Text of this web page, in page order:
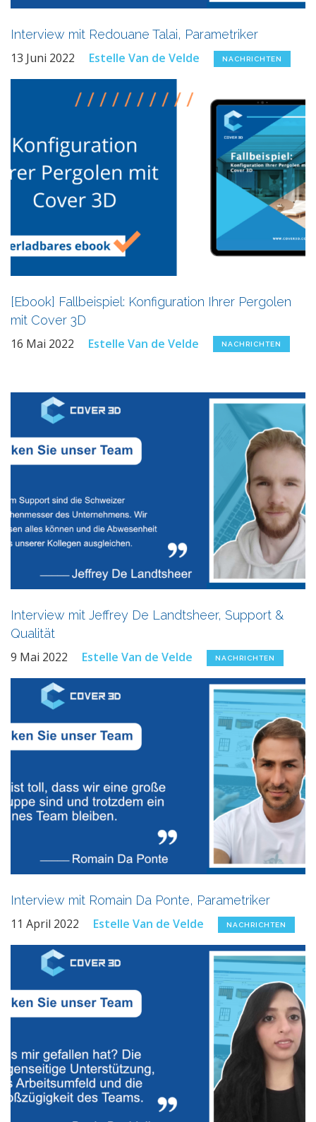
Interview mit Redouane Talai, Parametriker
13 Juni 2022 Estelle Van de Velde NACHRICHTEN
[Ebook] Fallbeispiel: Konfiguration Ihrer Pergolen
mit Cover 3D
16 Mai 2022 Estelle Van de Velde NACHRICHTEN
Interview mit Jeffrey De Landtsheer, Support &
Qualität
9 Mai 2022 Estelle Van de Velde NACHRICHTEN
Interview mit Romain Da Ponte, Parametriker
11 April 2022 Estelle Van de Velde NACHRICHTEN